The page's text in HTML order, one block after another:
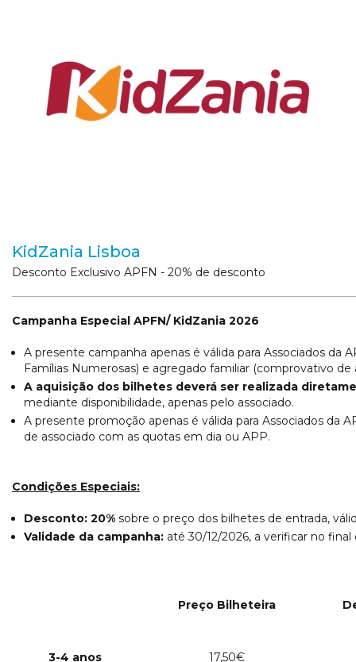
KidZania Lisboa
Desconto Exclusivo APFN - 20% de desconto
Campanha Especial APFN/ KidZania 2026
A presente campanha apenas é válida para Associados da
Famílias Numerosas) e agregado familiar (comprovativo de
A aquisição dos bilhetes deverá ser realizada
mediante disponibilidade, apenas pelo associado.
A presente promoção apenas é válida para Associados da
de associado com as quotas em dia ou APP.
Condições Especiais:
Desconto: 20% sobre o preço dos bilhetes de entrada,
Validade da campanha: até 30/12/2026, a verificar no
Preço Bilheteira
3-4 anos 17,50€